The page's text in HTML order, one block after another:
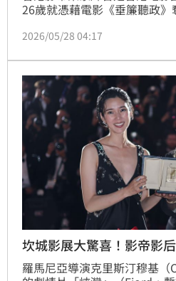
26歲就憑藉電影《垂簾聽政
達兩年。演藝工作全面停擺的
2026/05/28 04:17
坎城影展大驚喜！影帝影
羅馬尼亞導演克里斯汀穆基